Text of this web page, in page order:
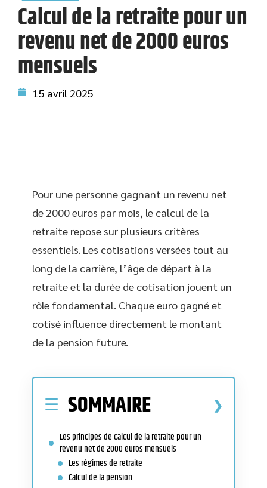
Calcul de la retraite pour un
revenu net de 2000 euros
mensuels
15 avril 2025
Pour une personne gagnant un revenu net
de 2000 euros par mois, le calcul de la
retraite repose sur plusieurs critères
essentiels. Les cotisations versées tout au
long de la carrière, l’âge de départ à la
retraite et la durée de cotisation jouent un
rôle fondamental. Chaque euro gagné et
cotisé influence directement le montant
de la pension future.
SOMMAIRE
Les principes de calcul de la retraite pour un
revenu net de 2000 euros mensuels
Les régimes de retraite
Calcul de la pension